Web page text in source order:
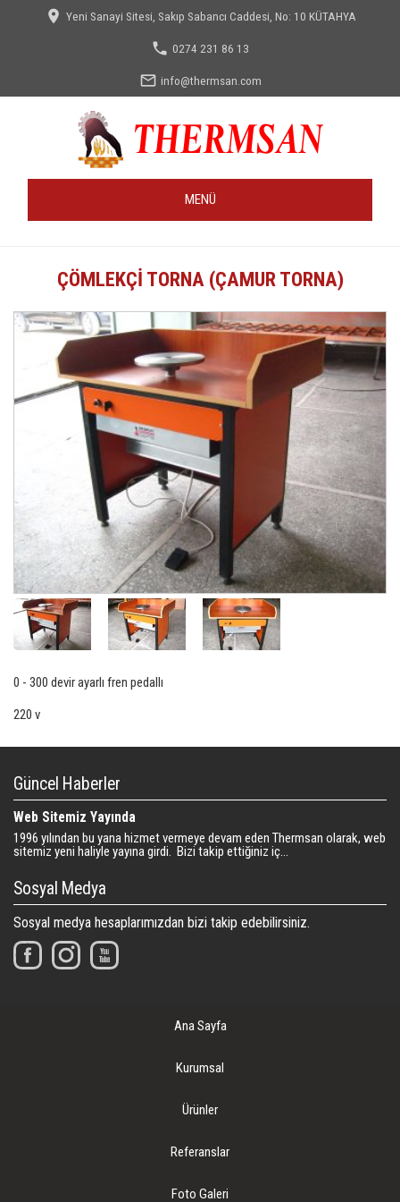
 Yeni Sanayi Sitesi, Sakıp Sabancı Caddesi, No: 10 KÜTAHYA
 0274 231 86 13
 info@thermsan.com
MENÜ
ÇÖMLEKÇI TORNA (ÇAMUR TORNA)
0 - 300 devir ayarlı fren pedallı
220 v
Güncel Haberler
Web Sitemiz Yayında
1996 yılından bu yana hizmet vermeye devam eden Thermsan olarak, web
sitemiz yeni haliyle yayına girdi. Bizi takip ettiğiniz iç...
Sosyal Medya
Sosyal medya hesaplarımızdan bizi takip edebilirsiniz.
Ana Sayfa
Kurumsal
Ürünler
Referanslar
Foto Galeri